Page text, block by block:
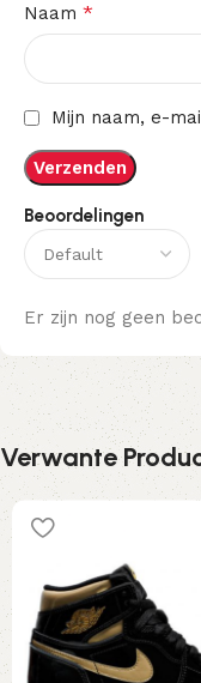
Beoordelingen
Er zijn nog geen
Naam *
Mijn naam, e-
Verwante